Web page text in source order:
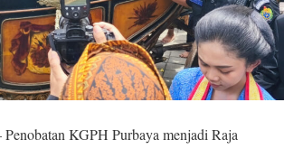
Penobatan KGPH Purbaya menjadi Raja